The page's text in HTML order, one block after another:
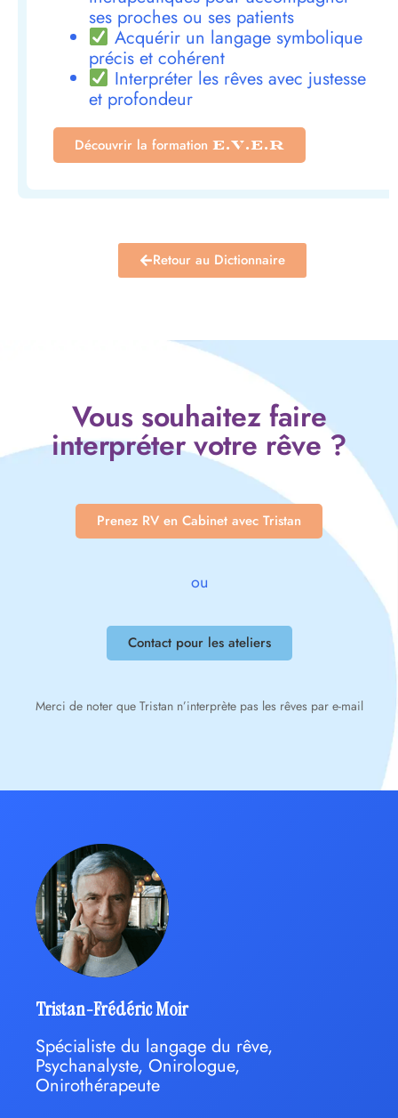
ses proches ou ses patients
Acquérir un langage symbolique
précis et cohérent
Interpréter les rêves avec justesse
et profondeur
Découvrir la formation E.V.E.R
Retour au Dictionnaire
Vous souhaitez faire
interpréter votre rêve ?
Prenez RV en Cabinet avec Tristan
ou
Contact pour les ateliers
Merci de noter que Tristan n’interprète pas les rêves par e-mail
Tristan-Frédéric Moir
Spécialiste du langage du rêve,
Psychanalyste, Onirologue,
Onirothérapeute